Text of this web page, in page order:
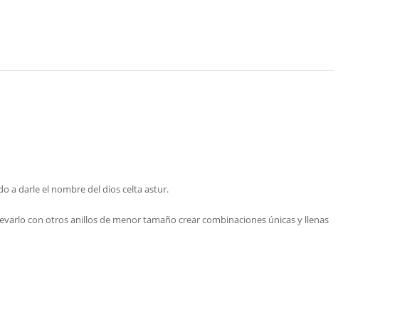
a darle el nombre del dios celta astur.
con otros anillos de menor tamaño crear combinaciones únicas y llenas